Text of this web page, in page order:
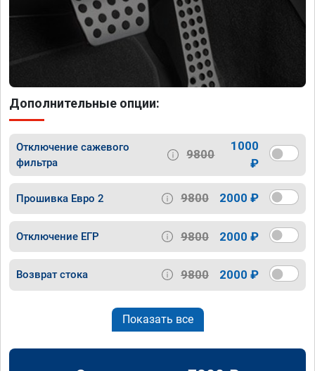
Дополнительные опции:
Отключение сажевого
фильтра
9800
1000
₽
Прошивка Евро 2 9800 2000 ₽
Отключение ЕГР 9800 2000 ₽
Возврат стока 9800 2000 ₽
Показать все